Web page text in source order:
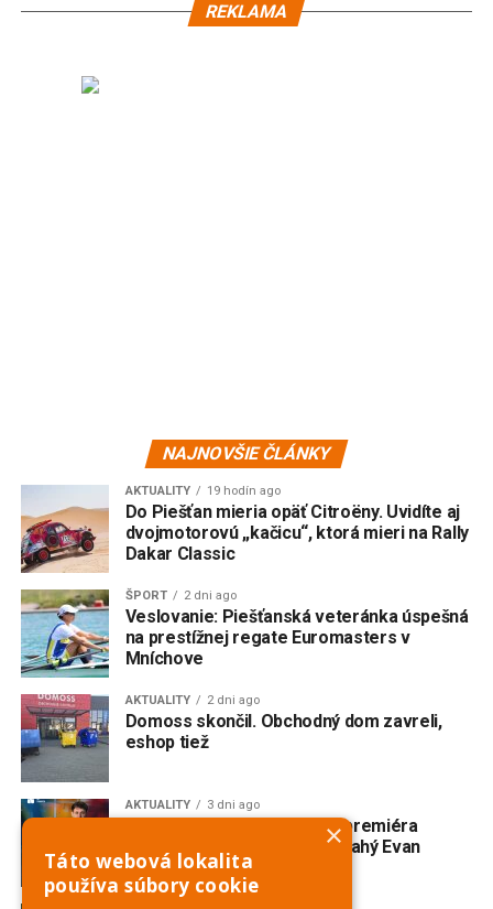
REKLAMA
NAJNOVŠIE ČLÁNKY
AKTUALITY 19 hodín ago
Do Piešťan mieria opäť Citroëny. Uvidíte aj
dvojmotorovú „kačicu“, ktorá mieri na Rally
Dakar Classic
ŠPORT 2 dni ago
Veslovanie: Piešťanská veteránka úspešná
na prestížnej regate Euromasters v
Mníchove
AKTUALITY 2 dni ago
Domoss skončil. Obchodný dom zavreli,
eshop tiež
AKTUALITY 3 dni ago
V Trnave vzniká slovenská premiéra
broadwayského muzikálu Drahý Evan
Hansen
×
Táto webová lokalita
používa súbory cookie